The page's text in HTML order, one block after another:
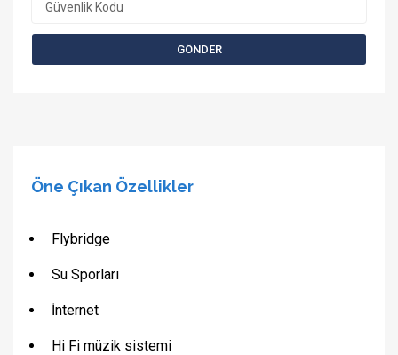
Öne Çıkan Özellikler
Flybridge
Su Sporları
İnternet
Hi Fi müzik sistemi